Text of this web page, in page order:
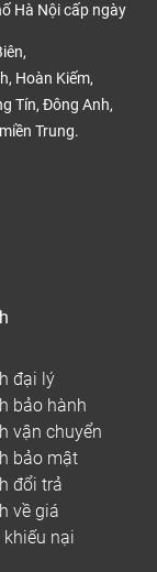
Hà Nội cấp ngày
Hoàn Kiếm,
Tín, Đông Anh,
Trung.
đại lý
bảo hành
vận chuyển
bảo mật
đổi trả
về giá
khiếu nại